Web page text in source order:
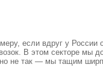
если вдруг у России
В этом секторе мы
не так — мы тащим